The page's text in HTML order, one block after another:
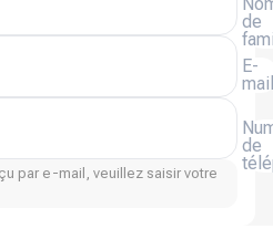
de
E-
mail
de
par e-mail, veuillez saisir votre